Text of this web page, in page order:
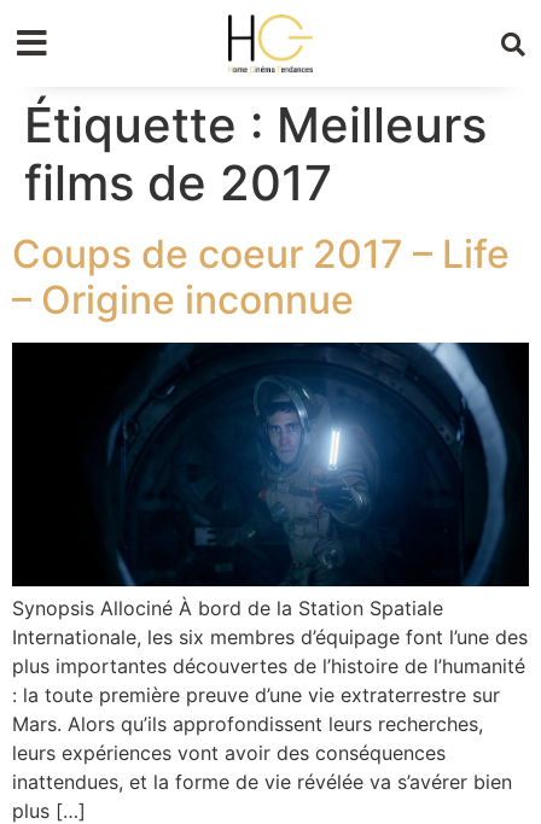
Étiquette : Meilleurs
films de 2017
Coups de coeur 2017 – Life
– Origine inconnue
Synopsis Allociné À bord de la Station Spatiale
Internationale, les six membres d’équipage font l’une des
plus importantes découvertes de l’histoire de l’humanité
: la toute première preuve d’une vie extraterrestre sur
Mars. Alors qu’ils approfondissent leurs recherches,
leurs expériences vont avoir des conséquences
inattendues, et la forme de vie révélée va s’avérer bien
plus […]